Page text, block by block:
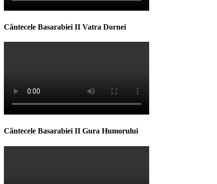
Cântecele Basarabiei II Vatra Dornei
Cântecele Basarabiei II Gura Humorului